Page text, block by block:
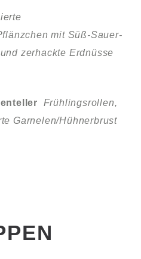
mit Süß-Sauer-
zerhackte Erdnüsse
Frühlingsrollen,
Garnelen/Hühnerbrust